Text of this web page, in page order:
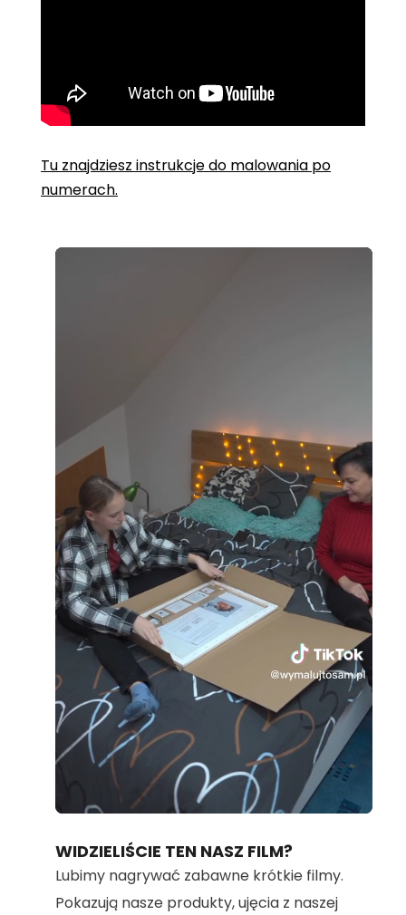
Tu znajdziesz instrukcje do malowania po
numerach.
Unmute Loaded
80.40%
WIDZIELIŚCIE TEN NASZ FILM?
Lubimy nagrywać zabawne krótkie filmy.
Pokazują nasze produkty, ujęcia z naszej